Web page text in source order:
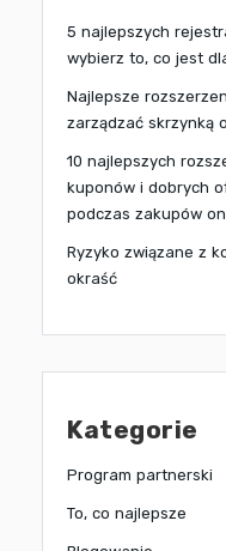
5 najlepszych
wybierz to, co jest
Najlepsze
zarządzać skrzynką
10 najlepszych
kuponów i dobrych
podczas zakupów
Ryzyko związane z
okraść
Kategorie
Program partnerski
To, co najlepsze